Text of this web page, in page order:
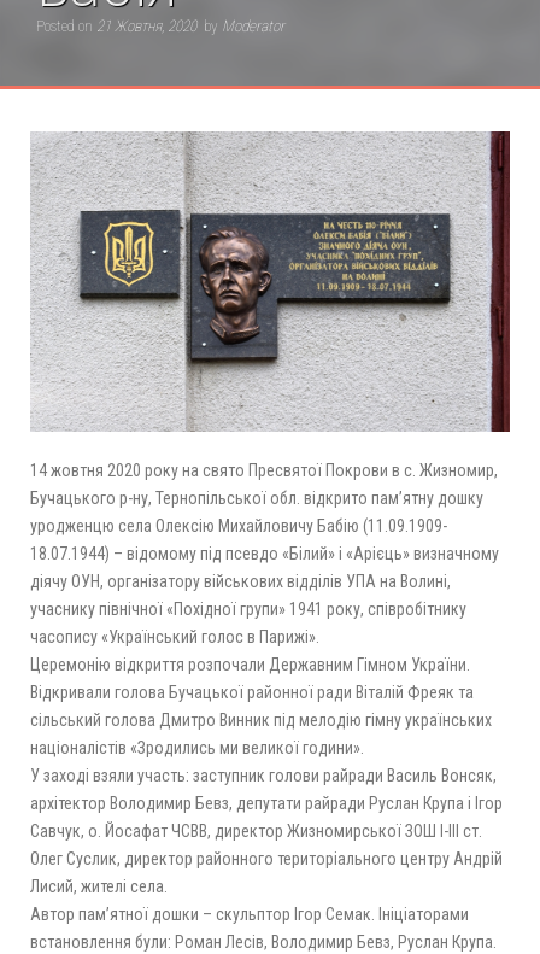
Posted on 21 Жовтня, 2020 by Moderator
14 жовтня 2020 року на свято Пресвятої Покрови в с. Жизномир,
Бучацького р-ну, Тернопільської обл. відкрито пам’ятну дошку
уродженцю села Олексію Михайловичу Бабію (11.09.1909-
18.07.1944) – відомому під псевдо «Білий» і «Арієць» визначному
діячу ОУН, організатору військових відділів УПА на Волині,
учаснику північної «Похідної групи» 1941 року, співробітнику
часопису «Український голос в Парижі».
Церемонію відкриття розпочали Державним Гімном України.
Відкривали голова Бучацької районної ради Віталій Фреяк та
сільський голова Дмитро Винник під мелодію гімну українських
націоналістів «Зродились ми великої години».
У заході взяли участь: заступник голови райради Василь Вонсяк,
архітектор Володимир Бевз, депутати райради Руслан Крупа і Ігор
Савчук, о. Йосафат ЧСВВ, директор Жизномирської ЗОШ І-ІІІ ст.
Олег Суслик, директор районного територіального центру Андрій
Лисий, жителі села.
Автор пам’ятної дошки – скульптор Ігор Семак. Ініціаторами
встановлення були: Роман Лесів, Володимир Бевз, Руслан Крупа.